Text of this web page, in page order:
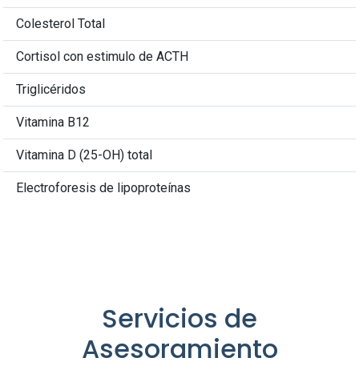
Colesterol Total
Cortisol con estimulo de ACTH
Triglicéridos
Vitamina B12
Vitamina D (25-OH) total
Electroforesis de lipoproteínas
Servicios de
Asesoramiento